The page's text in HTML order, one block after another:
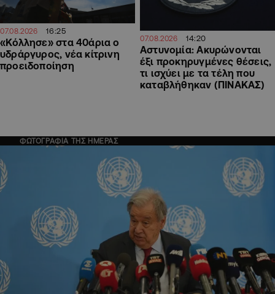
07.08.2026 16:25
«Κόλλησε» στα 40άρια ο
υδράργυρος, νέα κίτρινη
προειδοποίηση
07.08.2026 14:20
Αστυνομία: Ακυρώνονται
έξι προκηρυγμένες θέσεις,
τι ισχύει με τα τέλη που
καταβλήθηκαν (ΠΙΝΑΚΑΣ)
ΦΩΤΟΓΡΑΦΙΑ ΤΗΣ ΗΜΕΡΑΣ